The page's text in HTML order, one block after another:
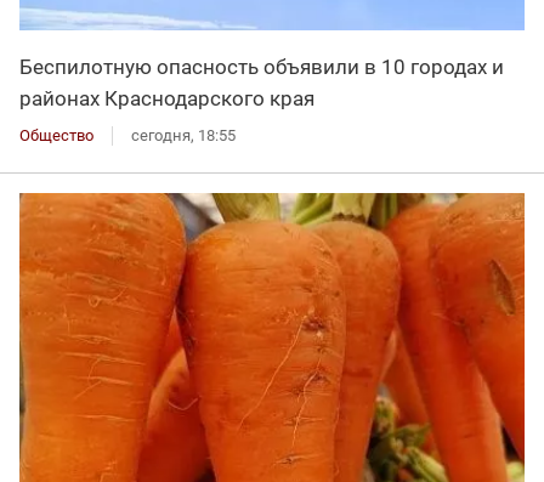
Беспилотную опасность объявили в 10 городах и
районах Краснодарского края
Общество сегодня, 18:55